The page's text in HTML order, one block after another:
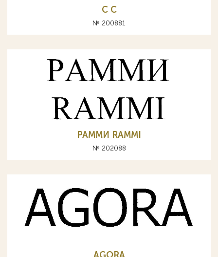
С C
№ 200881
РАММИ RAMMI
№ 202088